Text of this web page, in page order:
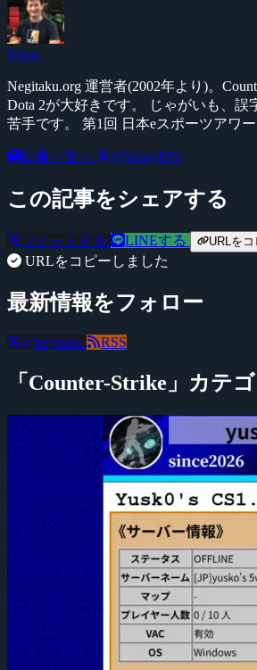
Yossy
Negitaku.org 運営者(2002年より)。
Dota 2が大好きです。 じゃがいも、誤
苦手です。 第1回 日本eスポーツアワ
記事一覧へ @YossyFPS
この記事をシェアする
ツイートする LINEする URLをコ
URLをコピーしました
最新情報をフォロー
@negitaku RSS
「Counter-Strike」カテ